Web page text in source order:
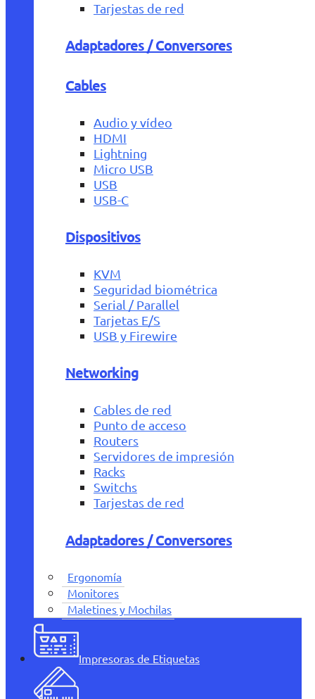
Tarjestas de red
Adaptadores / Conversores
Cables
Audio y vídeo
HDMI
Lightning
Micro USB
USB
USB-C
Dispositivos
KVM
Seguridad biométrica
Serial / Parallel
Tarjetas E/S
USB y Firewire
Networking
Cables de red
Punto de acceso
Routers
Servidores de impresión
Racks
Switchs
Tarjestas de red
Adaptadores / Conversores
Ergonomía
Monitores
Maletines y Mochilas
Impresoras de Etiquetas